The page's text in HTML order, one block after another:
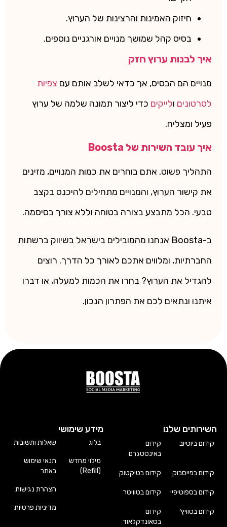
חיזוק האמינות והרצינות של הערוץ.
בסיס קהל שמושך מנויים אורגניים נוספים.
איך לבנות ערוץ חזק
מנויים הם הבסיס, אך כדאי לשלב אותם עם צפיות
לסרטונים ולייקים כדי ליצור תמונה שלמה של ערוץ
פעיל ומצליח.
איך עובד השירות של Boosta
התהליך פשוט. אתם בוחרים את כמות המנויים, מזינים
את קישור הערוץ, והמנויים מתחילים להיכנס בקצב
טבעי. הכל מתבצע בצורה בטוחה וללא צורך בסיסמה.
ב-Boosta אנחנו מהמובילים בישראל בשיווק ברשתות
החברתיות, ומלווים אתכם לאורך כל הדרך. רוצים
להגדיל את הערוץ? בחרו את הכמות למעלה, או דברו
איתנו ונתאים לכם את הפתרון הנכון.
השירותים שלנו
קידום ביוטיוב
קידום
באינסטגרם
קידום בפייסבוק קידום בטיקטוק
קידום בספוטיפיי קידום בטוויטר
קידום בטוויץ׳
קידום
בסאונדקלאוד
מידע שימושי
בלוג
מילוי מחדש
(Refill)
שאלות ותשובות
תנאי שימוש
באתר
הצהרת נגישות
מדיניות פרטיות